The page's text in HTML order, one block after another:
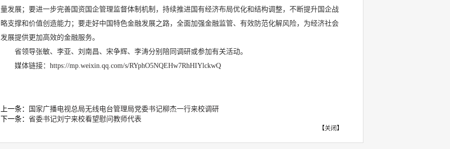
量发展；要进一步完善国资国企管理监督体制机制，持续推进国有经济布局优化和结构调整，不断提升国企战
略支撑和价值创造能力；要走好中国特色金融发展之路，全面加强金融监管、有效防范化解风险，为经济社会
发展提供更加高效的金融服务。
省领导张敏、李亚、刘南昌、宋争辉、李涛分别陪同调研或参加有关活动。
媒体链接： https://mp.weixin.qq.com/s/RYphO5NQEHw7RhHIYlckwQ
上一条：
国家广播电视总局无线电台管理局党委书记柳杰一行来校调研
下一条： 省委书记刘宁来校看望慰问教师代表
【关闭】